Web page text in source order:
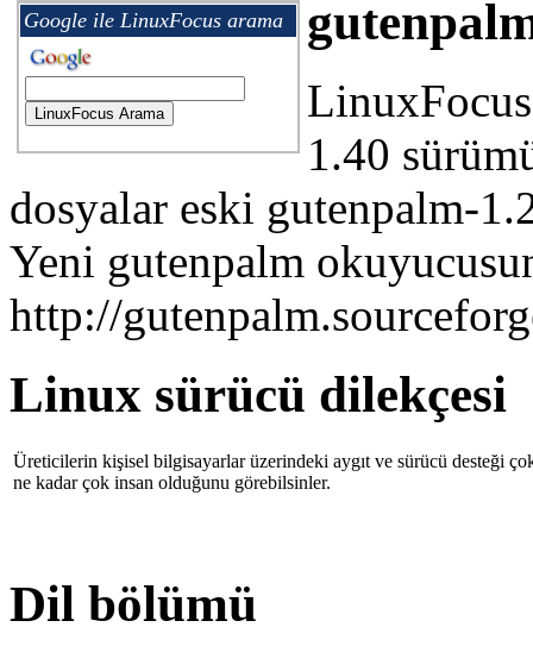
Google ile LinuxFocus arama
1.40
dosyalar eski gutenpalm-
Yeni gutenpalm
http://
Linux sürücü dilekçesi
Üreticilerin kişisel bilgisayarlar üzerindeki aygıt ve sürücü desteği
ne kadar çok insan olduğunu görebilsinler.
Dil bölümü